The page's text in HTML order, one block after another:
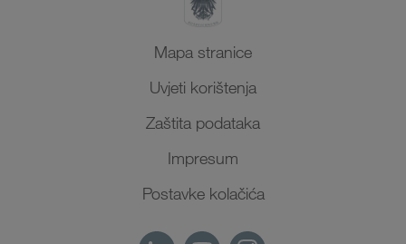
Mapa stranice
Uvjeti korištenja
Zaštita podataka
Impresum
Postavke kolačića